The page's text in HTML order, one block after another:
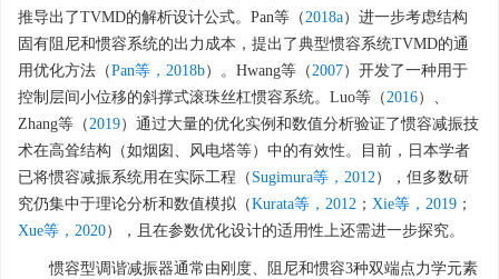
推导出了TVMD的解析设计公式。Pan等（2018a）进一步考虑结构
固有阻尼和惯容系统的出力成本，提出了典型惯容系统TVMD的通
用优化方法（Pan等，2018b）。Hwang等（2007）开发了一种用于
控制层间小位移的斜撑式滚珠丝杠惯容系统。Luo等（2016）、
Zhang等（2019）通过大量的优化实例和数值分析验证了惯容减振技
术在高耸结构（如烟囱、风电塔等）中的有效性。目前，日本学者
已将惯容减振系统用在实际工程（ Sugimura等，2012），但多数研
究仍集中于理论分析和数值模拟（Kurata等，2012 ； Xie等，2019 ；
Xue等，2020），且在参数优化设计的适用性上还需进一步探究。
惯容型调谐减振器通常由刚度、阻尼和惯容3种双端点力学元素